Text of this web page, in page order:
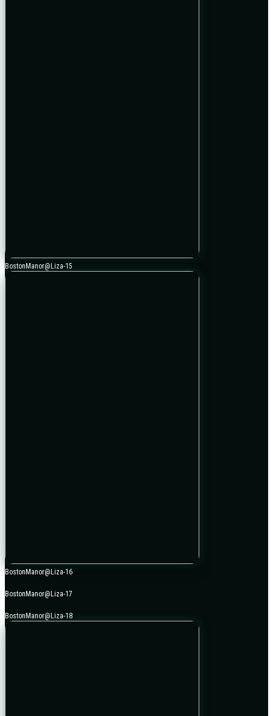
BostonManor@Liza-15
BostonManor@Liza-16
BostonManor@Liza-17
BostonManor@Liza-18